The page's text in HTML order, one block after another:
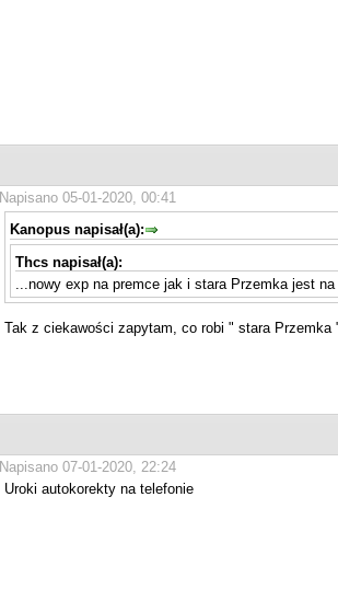
Napisano 05-01-2020, 00:41
Kanopus napisał(a):
Thcs napisał(a):
...nowy exp na premce jak i stara Przemka jest
Tak z ciekawości zapytam, co robi " stara Przemka
Napisano 07-01-2020, 22:24
Uroki autokorekty na telefonie